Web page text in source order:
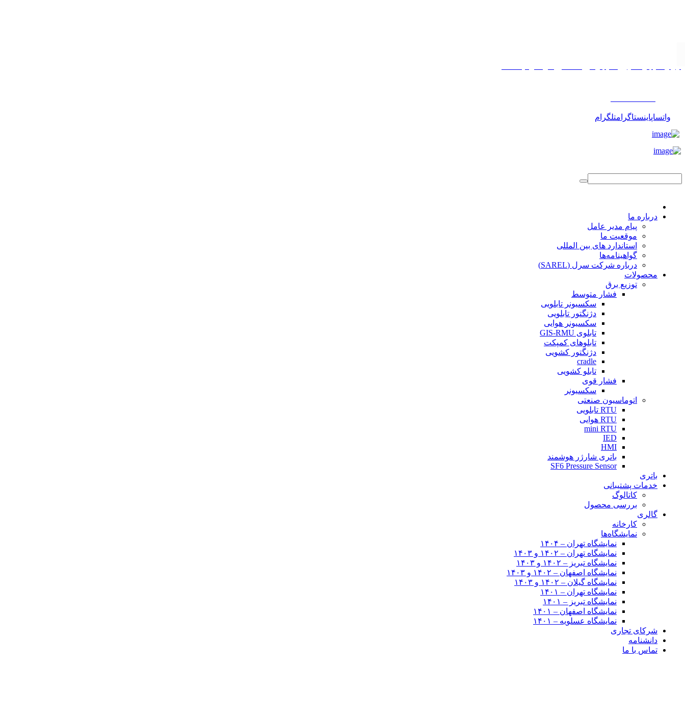
واتساپاینستاگرامتلگرام
درباره ما
پیام مدیر عامل
موقعیت ما
استاندارد های بین المللی
گواهینامه‌ها
درباره شرکت سرل (SAREL)
محصولات
توزیع برق
فشار متوسط
سکسیونر تابلویی
دژنگتور تابلویی
سکسیونر هوایی
تابلوی GIS-RMU
تابلوهای کمپکت
دژنگتور کشویی
cradle
تابلو کشویی
فشار قوی
سکسیونر
اتوماسیون صنعتی
RTU تابلویی
RTU هوایی
mini RTU
IED
HMI
باتری شارژر هوشمند
SF6 Pressure Sensor
باتری
خدمات پشتیبانی
کاتالوگ
بررسی محصول
گالری
کارخانه
نمایشگاه‌ها
نمایشگاه تهران – ۱۴۰۴
نمایشگاه تهران – ۱۴۰۲ و ۱۴۰۳
نمایشگاه تبریز – ۱۴۰۲ و ۱۴۰۳
نمایشگاه اصفهان – ۱۴۰۲ و ۱۴۰۳
نمایشگاه گیلان – ۱۴۰۲ و ۱۴۰۳
نمایشگاه تهران – ۱۴۰۱
نمایشگاه تبریز – ۱۴۰۱
نمایشگاه اصفهان – ۱۴۰۱
نمایشگاه عسلویه – ۱۴۰۱
شرکای تجاری
دانشنامه
تماس با ما